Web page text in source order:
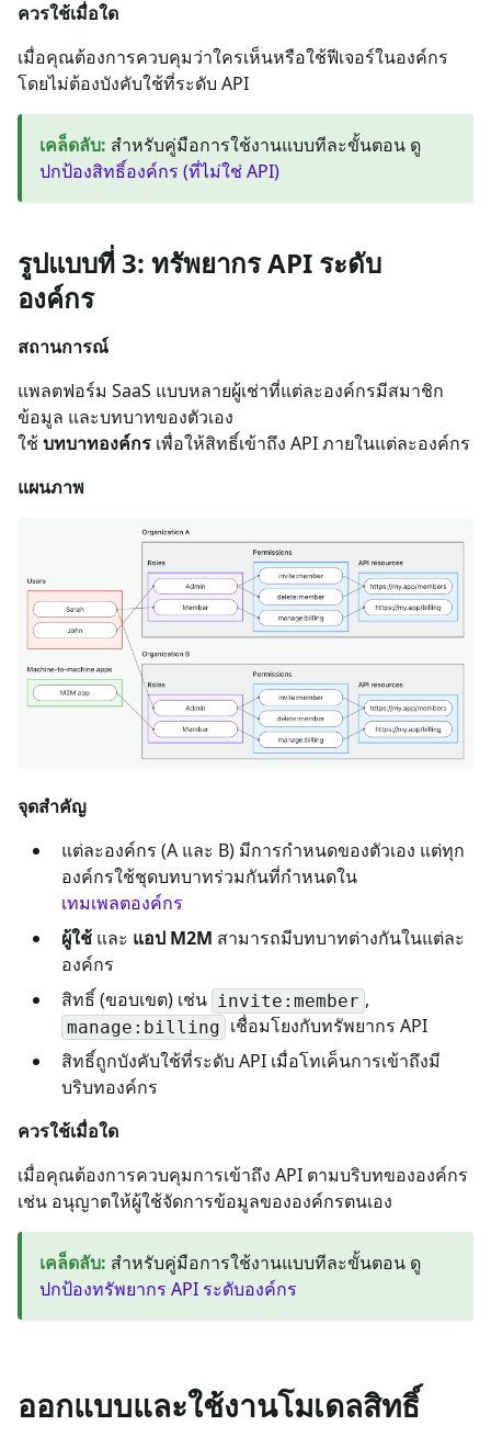
ควรใช้เมื่อใด
เมื่อคุณต้องการควบคุมว่าใครเห็นหรือใช้ฟีเจอร์ในองค์กร
โดยไม่ต้องบังคับใช้ที่ระดับ API
เคล็ดลับ: สำหรับคู่มือการใช้งานแบบทีละขั้นตอน ดู
ปกป้องสิทธิ์องค์กร (ที่ไม่ใช่ API)
รูปแบบที่ 3: ทรัพยากร API ระดับ
องค์กร
สถานการณ์
แพลตฟอร์ม SaaS แบบหลายผู้เช่าที่แต่ละองค์กรมีสมาชิก
ข้อมูล และบทบาทของตัวเอง
ใช้บทบาทองค์กร เพื่อให้สิทธิ์เข้าถึง API ภายในแต่ละองค์กร
แผนภาพ
จุดสำคัญ
แต่ละองค์กร (A และ B) มีการกำหนดของตัวเอง แต่ทุก
องค์กรใช้ชุดบทบาทร่วมกันที่กำหนดใน
เทมเพลตองค์กร
ผู้ใช้ และ แอป M2M สามารถมีบทบาทต่างกันในแต่ละ
องค์กร
สิทธิ์ (ขอบเขต) เช่น invite:member ,
manage:billing เชื่อมโยงกับทรัพยากร API
สิทธิ์ถูกบังคับใช้ที่ระดับ API เมื่อโทเค็นการเข้าถึงมี
บริบทองค์กร
ควรใช้เมื่อใด
เมื่อคุณต้องการควบคุมการเข้าถึง API ตามบริบทขององค์กร
เช่น อนุญาตให้ผู้ใช้จัดการข้อมูลขององค์กรตนเอง
เคล็ดลับ: สำหรับคู่มือการใช้งานแบบทีละขั้นตอน ดู
ปกป้องทรัพยากร API ระดับองค์กร
ออกแบบและใช้งานโมเดลสิทธิ์